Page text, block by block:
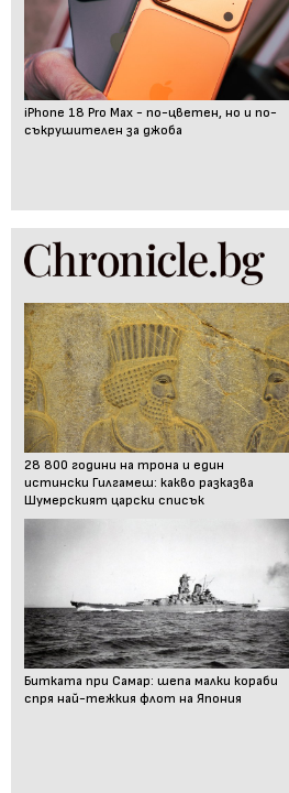
iPhone 18 Pro Max - по-цветен, но и по-
съкрушителен за джоба
28 800 години на трона и един
истински Гилгамеш: какво разказва
Шумерският царски списък
Битката при Самар: шепа малки кораби
спря най-тежкия флот на Япония